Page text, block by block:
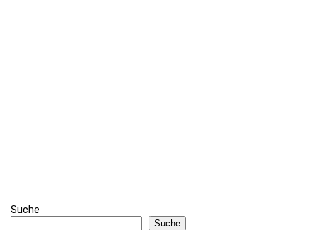
Suche
Suche